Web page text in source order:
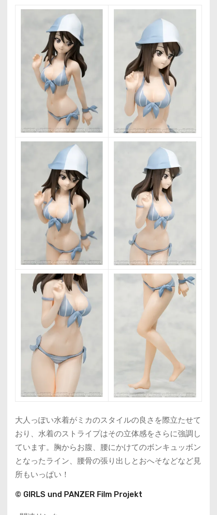
大人っぽい水着がミカのスタイルの良さを際立たせて
おり、水着のストライプはその立体感をさらに強調し
ています。胸からお腹、腰にかけてのボンキュッボン
となったライン、腰骨の張り出しとおへそなどなど見
所もいっぱい！
© GIRLS und PANZER Film Projekt